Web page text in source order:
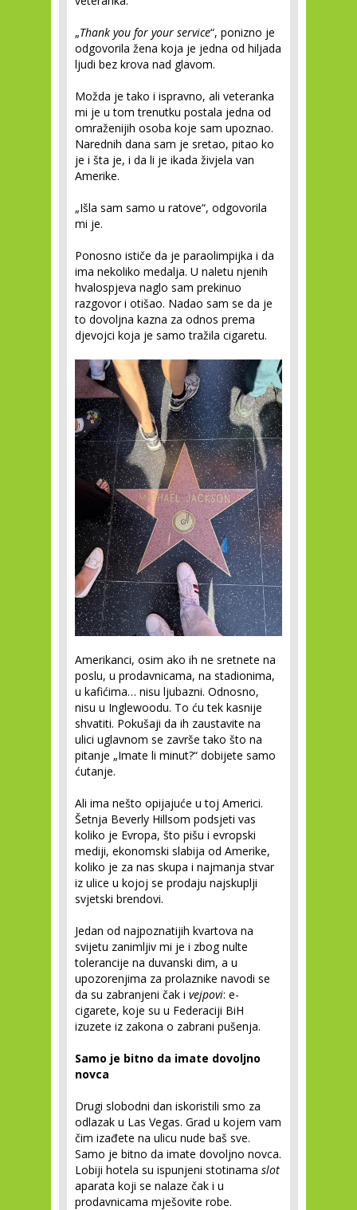
„Thank you for your service“, ponizno je
odgovorila žena koja je jedna od hiljada
ljudi bez krova nad glavom.
Možda je tako i ispravno, ali veteranka
mi je u tom trenutku postala jedna od
omraženijih osoba koje sam upoznao.
Narednih dana sam je sretao, pitao ko
je i šta je, i da li je ikada živjela van
Amerike.
„Išla sam samo u ratove“, odgovorila
mi je.
Ponosno ističe da je paraolimpijka i da
ima nekoliko medalja. U naletu njenih
hvalospjeva naglo sam prekinuo
razgovor i otišao. Nadao sam se da je
to dovoljna kazna za odnos prema
djevojci koja je samo tražila cigaretu.
Amerikanci, osim ako ih ne sretnete na
poslu, u prodavnicama, na stadionima,
u kafićima… nisu ljubazni. Odnosno,
nisu u Inglewoodu. To ću tek kasnije
shvatiti. Pokušaji da ih zaustavite na
ulici uglavnom se završe tako što na
pitanje „Imate li minut?“ dobijete samo
ćutanje.
Ali ima nešto opijajuće u toj Americi.
Šetnja Beverly Hillsom podsjeti vas
koliko je Evropa, što pišu i evropski
mediji, ekonomski slabija od Amerike,
koliko je za nas skupa i najmanja stvar
iz ulice u kojoj se prodaju najskuplji
svjetski brendovi.
Jedan od najpoznatijih kvartova na
svijetu zanimljiv mi je i zbog nulte
tolerancije na duvanski dim, a u
upozorenjima za prolaznike navodi se
da su zabranjeni čak i vejpovi: e-
cigarete, koje su u Federaciji BiH
izuzete iz zakona o zabrani pušenja.
Samo je bitno da imate dovoljno
novca
Drugi slobodni dan iskoristili smo za
odlazak u Las Vegas. Grad u kojem vam
čim izađete na ulicu nude baš sve.
Samo je bitno da imate dovoljno novca.
Lobiji hotela su ispunjeni stotinama slot
aparata koji se nalaze čak i u
prodavnicama mješovite robe.